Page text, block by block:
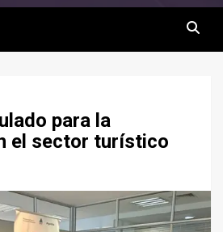
para la
el sector turístico